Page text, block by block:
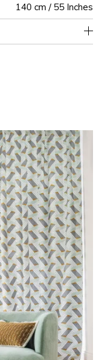
140 cm / 55 Inches
<4%
Raccord droit
De large
300
Inde
28 cm / 11 Inches
16 cm / 6 Inches